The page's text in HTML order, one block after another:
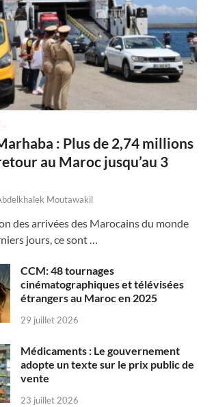
: Plus de 2,74 millions
au Maroc jusqu’au 3
Moutawakil
des arrivées des Marocains du monde
jours, ce sont …
CCM: 48 tournages
cinématographiques et télévisées
étrangers au Maroc en 2025
29 juillet 2026
Médicaments : Le gouvernement
adopte un texte sur le prix public de
vente
23 juillet 2026